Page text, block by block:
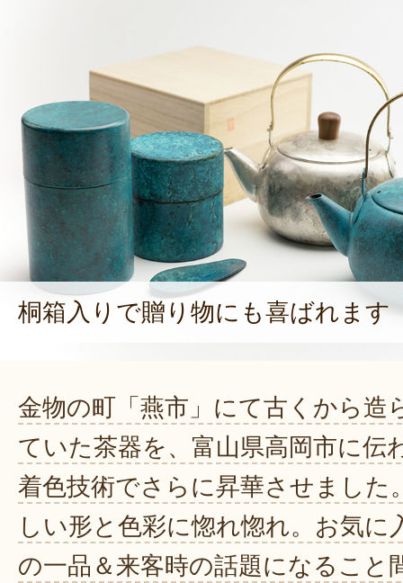
桐箱入りで贈り物にも喜ばれます
金物の町「燕市」にて古くから造
ていた茶器を、富山県高岡市に伝
着色技術でさらに昇華させました
しい形と色彩に惚れ惚れ。お気に
の一品＆来客時の話題になること